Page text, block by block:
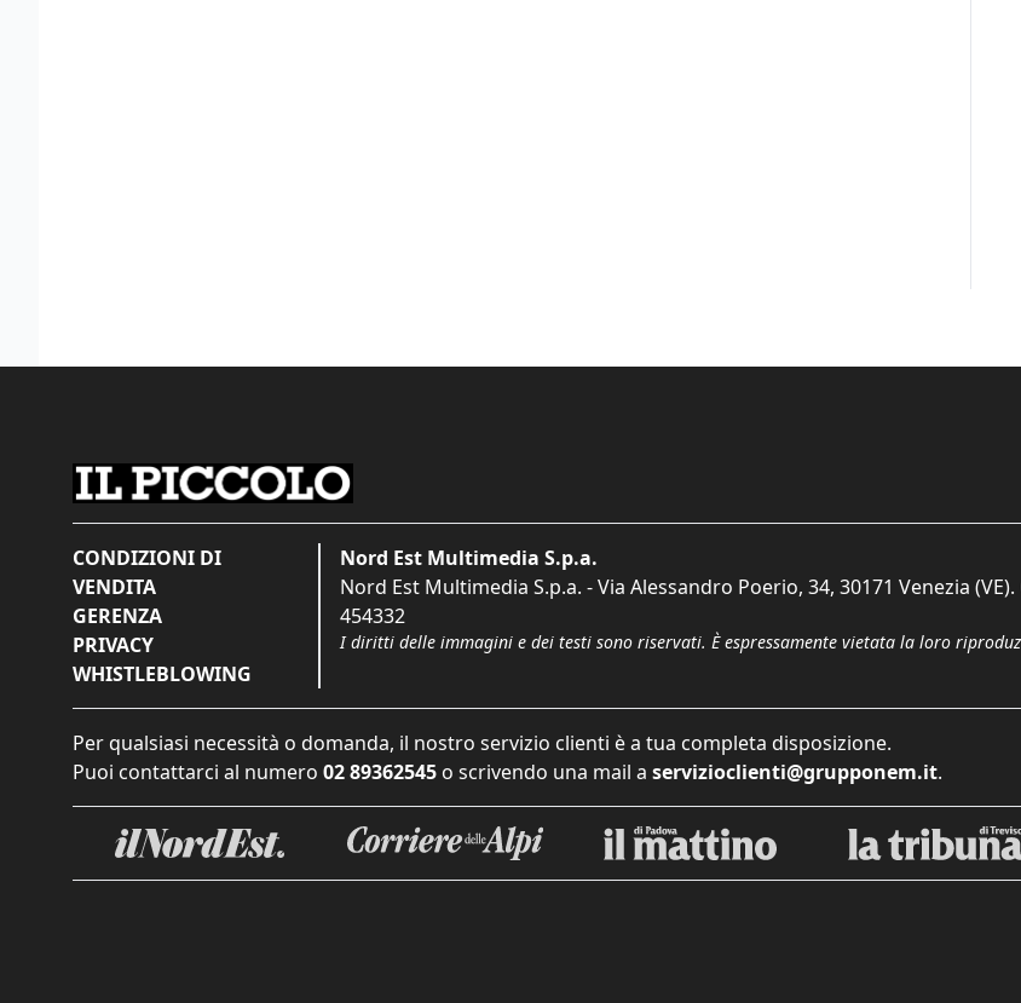
CONDIZIONI DI
VENDITA
GERENZA
PRIVACY
WHISTLEBLOWING
Nord Est Multimedia S.p.a.
Nord Est Multimedia S.p.a. - Via Alessandro Poerio, 34, 30171 Venezia (VE).
454332
I diritti delle immagini e dei testi sono riservati. È espressamente vietata la loro
Per qualsiasi necessità o domanda, il nostro servizio clienti è a tua completa disposizione.
Puoi contattarci al numero 02 89362545 o scrivendo una mail a servizioclienti@grupponem.it.